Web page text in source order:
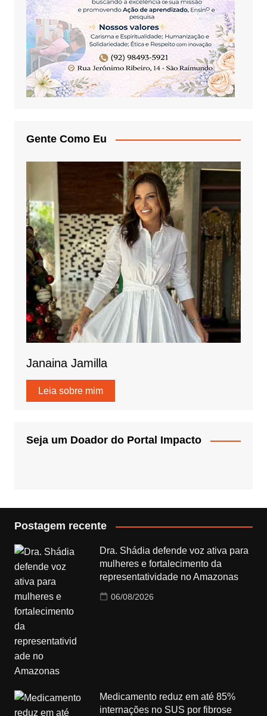
Gente Como Eu
Janaina Jamilla
Leia sobre mim
Seja um Doador do Portal Impacto
Postagem recente
Dra. Shádia defende voz ativa para
mulheres e fortalecimento da
representatividade no Amazonas
06/08/2026
Medicamento reduz em até 85%
internações no SUS por fibrose